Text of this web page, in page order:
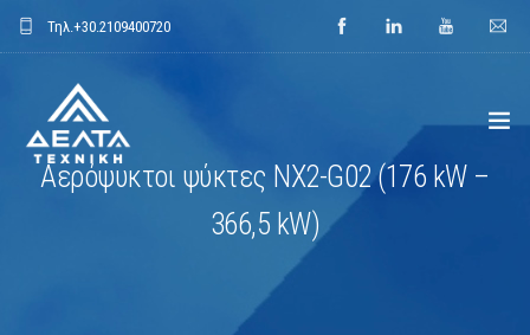
Τηλ.+30.2109400720
Αερόψυκτοι ψύκτες NX2-G02 (176 kW –
366,5 kW)